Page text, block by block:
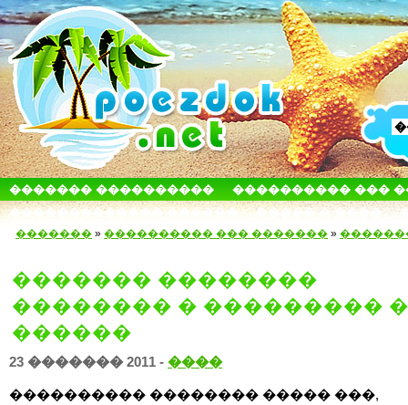
������� ����������
���������� ���
������������� ������
����� � ����
������� » ���������� ��� ������� »
������� ��������
�������� � ��������� �
������
23 ������� 2011 - ����
���������� �������� ����� ���,